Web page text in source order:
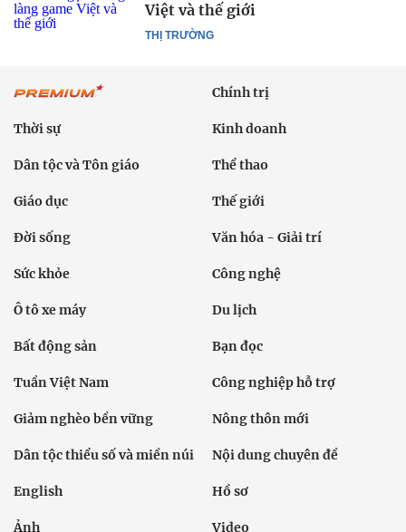
THỊ TRƯỜNG
Việt và thế giới
Chính trị
Thời sự Kinh doanh
Dân tộc và Tôn giáo Thể thao
Giáo dục Thế giới
Đời sống Văn hóa - Giải trí
Sức khỏe Công nghệ
Ô tô xe máy Du lịch
Bất động sản Bạn đọc
Tuần Việt Nam Công nghiệp hỗ trợ
Giảm nghèo bền vững Nông thôn mới
Dân tộc thiểu số và miền núi Nội dung chuyên đề
English Hồ sơ
Ảnh Video